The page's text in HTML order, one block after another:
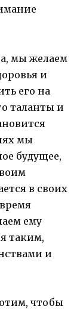
мы желаем
и
его на
таланты и
мы
будущее,
в своих
ему
таким,
и
чтобы